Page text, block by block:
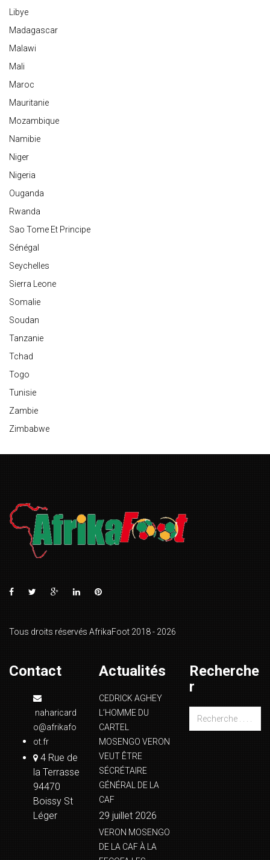
Libye
Madagascar
Malawi
Mali
Maroc
Mauritanie
Mozambique
Namibie
Niger
Nigeria
Ouganda
Rwanda
Sao Tome Et Principe
Sénégal
Seychelles
Sierra Leone
Somalie
Soudan
Tanzanie
Tchad
Togo
Tunisie
Zambie
Zimbabwe
Tous droits réservés AfrikaFoot 2018 - 2026
Contact
naharicard
o@afrikafo
ot.fr
4 Rue de
la Terrasse
94470
Boissy St
Léger
Actualités
CEDRICK AGHEY
L’HOMME DU
CARTEL
MOSENGO VERON
VEUT ÊTRE
SÉCRÉTAIRE
GÉNÉRAL DE LA
CAF
29 juillet 2026
VERON MOSENGO
DE LA CAF À LA
Recherche
r